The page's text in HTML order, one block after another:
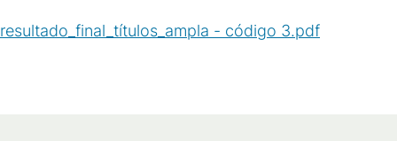
resultado_final_títulos_ampla - código 3.pdf